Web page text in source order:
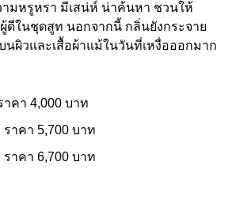
ามหรูหรา มีเสน่ห์ น่าค้นหา ชวนให้
ดีในชุดสูท นอกจากนี้ กลิ่นยังกระจาย
นผิวและเสื้อผ้าแม้ในวันที่เหงื่อออกมาก
าคา 4,000 บาท
ราคา 5,700 บาท
ราคา 6,700 บาท